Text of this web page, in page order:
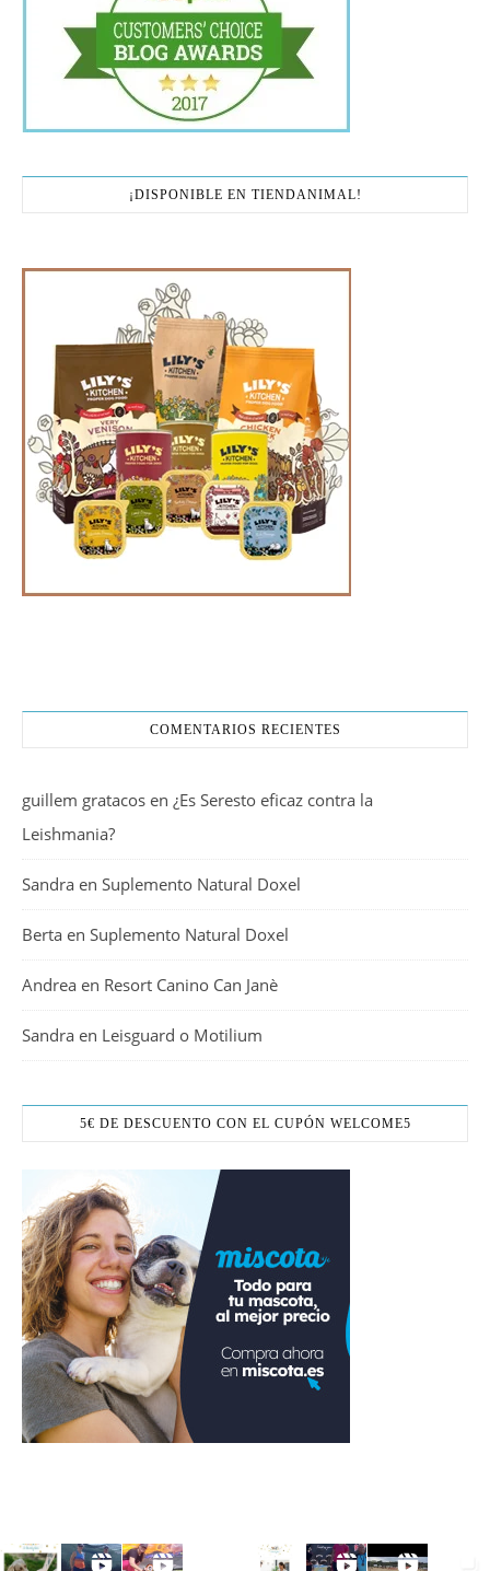
¡DISPONIBLE EN TIENDANIMAL!
COMENTARIOS RECIENTES
guillem gratacos en ¿Es Seresto eficaz contra la
Leishmania?
Sandra en Suplemento Natural Doxel
Berta en Suplemento Natural Doxel
Andrea en Resort Canino Can Janè
Sandra en Leisguard o Motilium
5€ DE DESCUENTO CON EL CUPÓN WELCOME5